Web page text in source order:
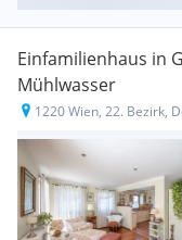
Einfamilienhaus in
Mühlwasser
1220 Wien, 22. Bezirk,